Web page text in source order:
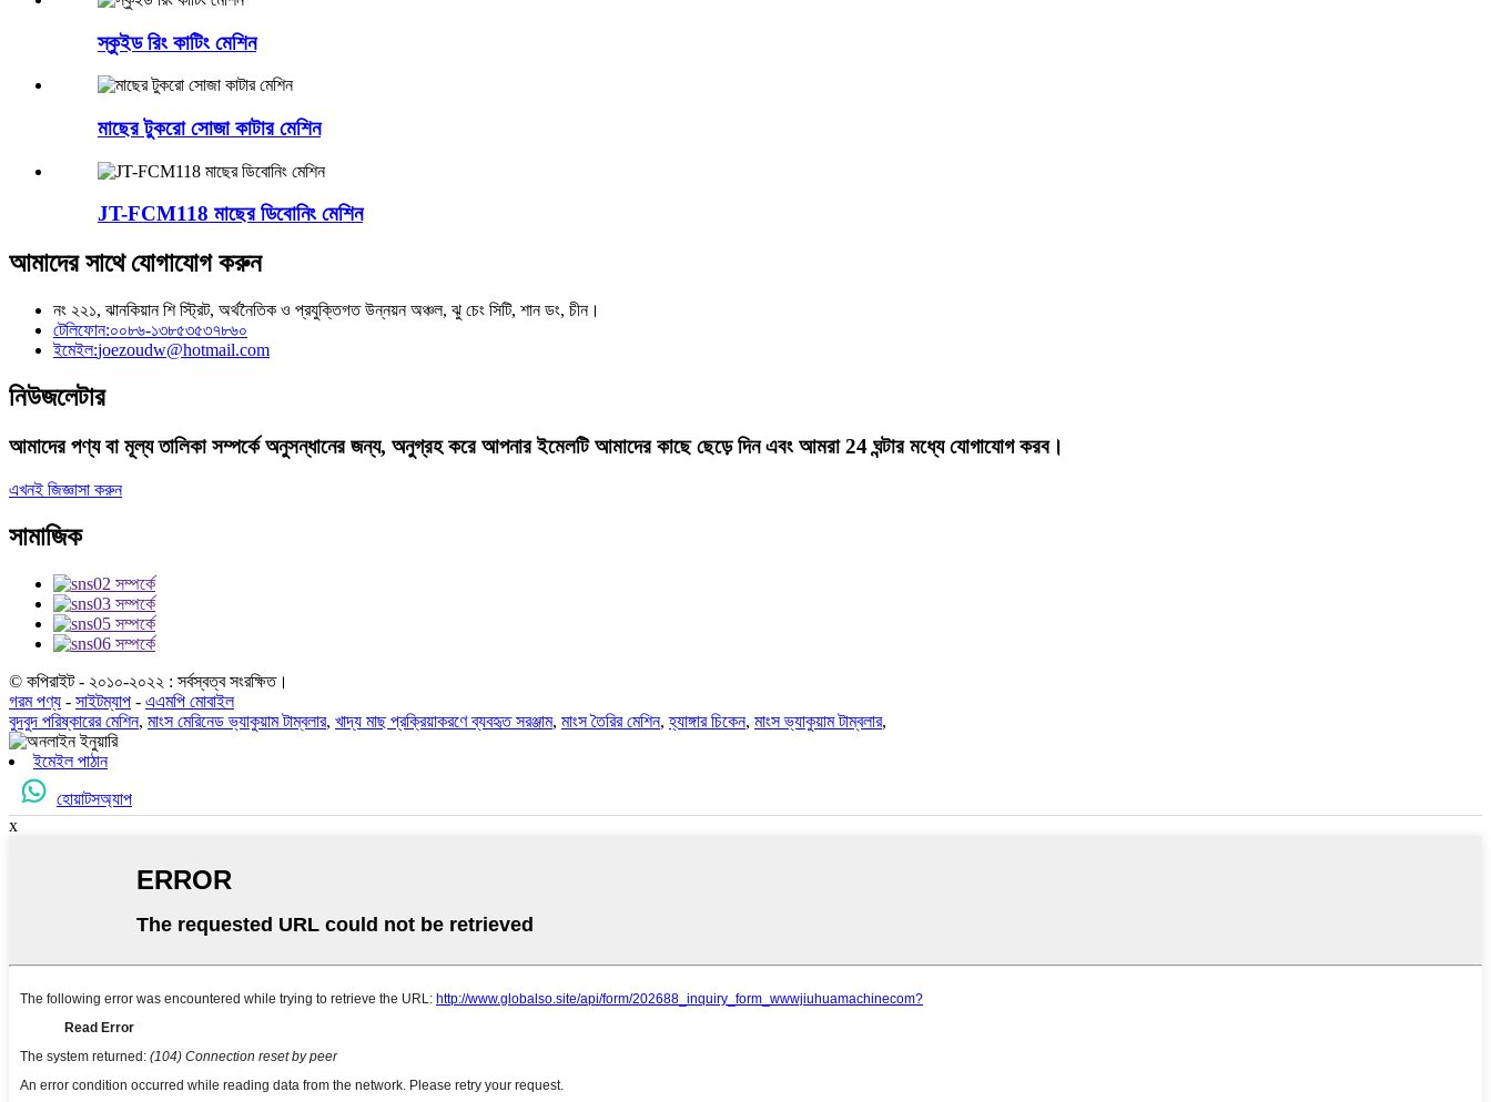
স্কুইড রিং কাটিং মেশিন
মাছের টুকরো সোজা কাটার মেশিন
JT-FCM118 মাছের ডিবোনিং মেশিন
আমাদের সাথে যোগাযোগ করুন
নং ২২১, ঝানকিয়ান শি স্ট্রিট, অর্থনৈতিক ও প্রযুক্তিগত উন্নয়ন অঞ্চল, ঝু চেং সিটি, শান ডং, চীন।
টেলিফোন:০০৮৬-১৩৮৫৩৫৩৭৮৬০
ইমেইল:joezoudw@hotmail.com
নিউজলেটার
আমাদের পণ্য বা মূল্য তালিকা সম্পর্কে অনুসন্ধানের জন্য, অনুগ্রহ করে আপনার ইমেলটি আমাদের কাছে ছেড়ে দিন এবং আমরা 24 ঘন্টার মধ্যে যোগাযোগ করব।
এখনই জিজ্ঞাসা করুন
সামাজিক
© কপিরাইট - ২০১০-২০২২ : সর্বস্বত্ব সংরক্ষিত।
গরম পণ্য - সাইটম্যাপ - এএমপি মোবাইল
বুদবুদ পরিষ্কারের মেশিন, মাংস মেরিনেড ভ্যাকুয়াম টাম্বলার, খাদ্য মাছ প্রক্রিয়াকরণে ব্যবহৃত সরঞ্জাম, মাংস তৈরির মেশিন,হ্যাঙ্গার চিকেন, মাংস ভ্যাকুয়াম টাম্বলার,
ইমেইল পাঠান
হোয়াটসঅ্যাপ
x